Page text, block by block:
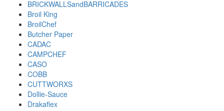
BRICKWALLSandBARRICADES
Broil King
BroilChef
Butcher Paper
CADAC
CAMPCHEF
CASO
COBB
CUTTWORXS
Dollie-Sauce
Drakaflex